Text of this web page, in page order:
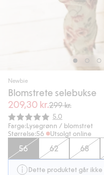
Newbie
Blomstrete selebukse
209,30 kr.299 kr.
5.0
Farge:Lysegrønn / blomstret
Størrelse:56 Utsolgt online
56 62 68
Dette produktet går ikke